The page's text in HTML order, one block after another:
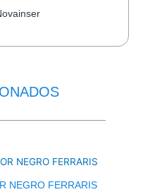
NEGRO FERRARIS
actual
es:
$28.0.